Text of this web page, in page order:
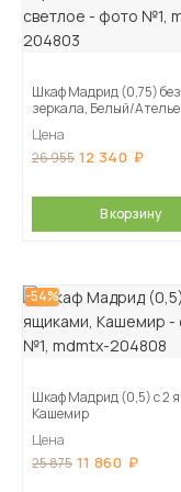
Шкаф Мадрид (0,75) без
зеркала, Белый/Ателье
Цена
26 955 12 340
В корзину
-54%
Шкаф Мадрид (0,5) с 2
Кашемир
Цена
25 875 11 860